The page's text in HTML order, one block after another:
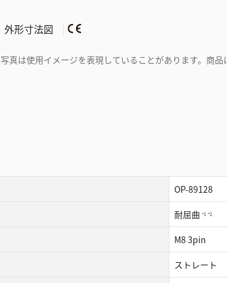
外形寸法図
写真は使用イメージを表現していることがあります。商
OP-89128
耐屈曲 *1 *2
M8 3pin
ストレート